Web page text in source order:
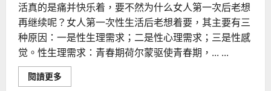
活真的是痛并快乐着，要不然为什么女人第一次后老想
再继续呢？女人第一次性生活后老想着要，其主要有三
种原因：一是性生理需求；二是性心理需求；三是性感
觉。性生理需求：青春期荷尔蒙驱使青春期，... ...
閱讀更多
more